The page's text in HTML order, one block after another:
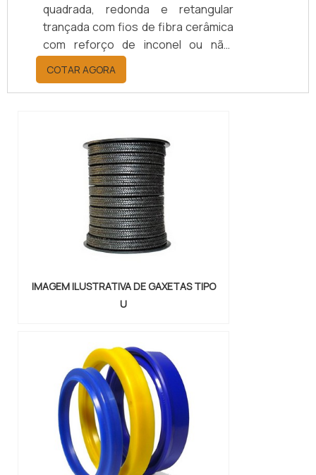
quadrada, redonda e retangular
trançada com fios de fibra cerâmica
com reforço de inconel ou não.
Possuem extrema flexibilidade e
selagem flexível.Produto é indicado
para diversas funções Isolação
Siderúrgicas; Entre outros.Elas são
produzidas em grande variedade de
composição químicas, em cada uma
dessas varia...
COTAR AGORA
IMAGEM ILUSTRATIVA DE GAXETAS TIPO
U